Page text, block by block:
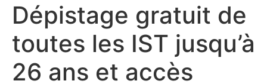
Dépistage gratuit de
toutes les IST jusqu’à
26 ans et accès